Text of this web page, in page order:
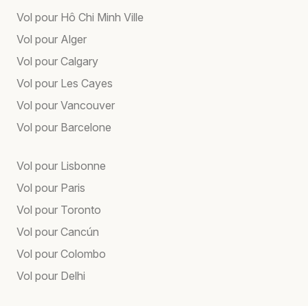
Vol pour Hô Chi Minh Ville
Vol pour Alger
Vol pour Calgary
Vol pour Les Cayes
Vol pour Vancouver
Vol pour Barcelone
Vol pour Lisbonne
Vol pour Paris
Vol pour Toronto
Vol pour Cancún
Vol pour Colombo
Vol pour Delhi